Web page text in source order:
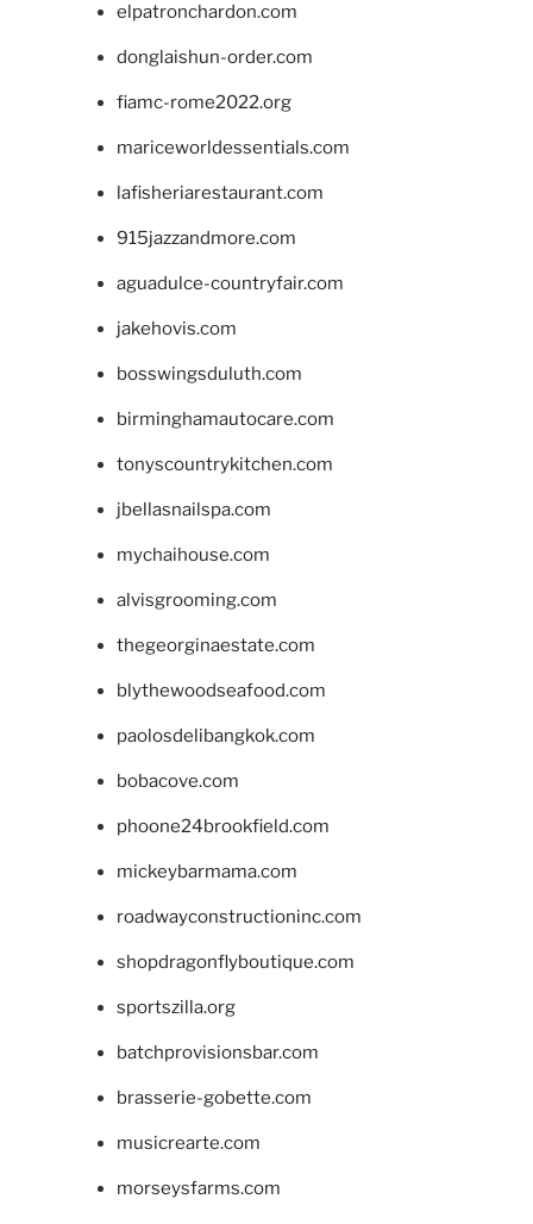
elpatronchardon.com
donglaishun-order.com
fiamc-rome2022.org
mariceworldessentials.com
lafisheriarestaurant.com
915jazzandmore.com
aguadulce-countryfair.com
jakehovis.com
bosswingsduluth.com
birminghamautocare.com
tonyscountrykitchen.com
jbellasnailspa.com
mychaihouse.com
alvisgrooming.com
thegeorginaestate.com
blythewoodseafood.com
paolosdelibangkok.com
bobacove.com
phoone24brookfield.com
mickeybarmama.com
roadwayconstructioninc.com
shopdragonflyboutique.com
sportszilla.org
batchprovisionsbar.com
brasserie-gobette.com
musicrearte.com
morseysfarms.com